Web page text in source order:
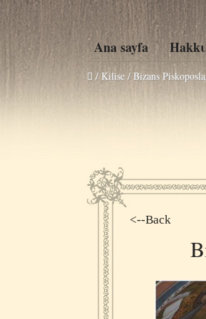
Ana sayfa
/ Kilise /Bizans
<--Back